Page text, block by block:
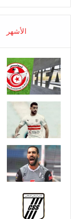
الأشهر